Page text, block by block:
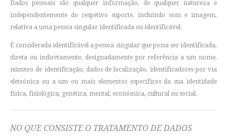
Dados pessoais são qualquer informação, de qualquer natureza e
independentemente do respetivo suporte, incluindo som e imagem,
relativa a uma pessoa singular identificada ou identificável.
É considerada identificável a pessoa singular que possa ser identificada,
direta ou indiretamente, designadamente por referência a um nome,
número de identificação, dados de localização, identificadores por via
eletrónica ou a um ou mais elementos específicos da sua identidade
física, fisiológica, genética, mental, económica, cultural ou social.
NO QUE CONSISTE O TRATAMENTO DE DADOS